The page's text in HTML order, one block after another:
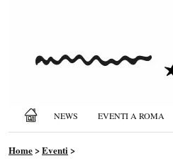
NEWS EVENTI A ROMA
Home>Eventi>